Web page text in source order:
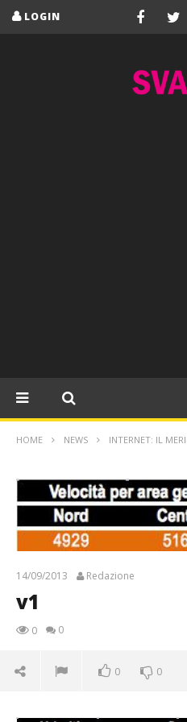
LOGIN
HOME NEWS INTERNET: IL
14/09/2013 Redazione
v1
0 0
0 0